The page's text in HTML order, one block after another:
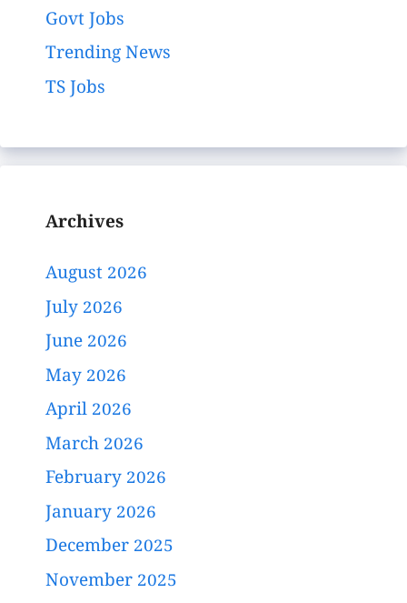
Govt Jobs
Trending News
TS Jobs
Archives
August 2026
July 2026
June 2026
May 2026
April 2026
March 2026
February 2026
January 2026
December 2025
November 2025